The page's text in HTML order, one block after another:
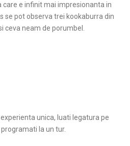
e infinit mai impresionanta in
se pot observa trei kookaburra din
ceva neam de porumbel.
unica, luati legatura pe
programati la un tur.